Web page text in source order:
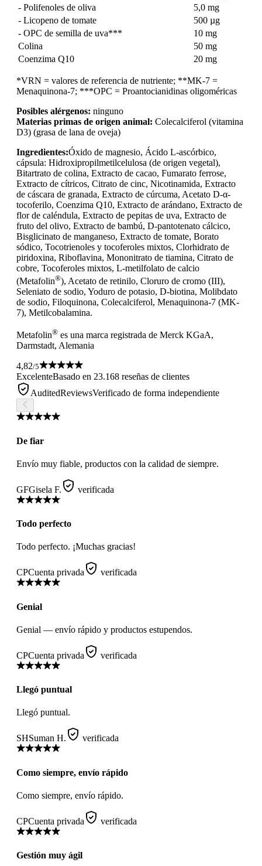
- Polifenoles de oliva
5,0 mg
- Licopeno de tomate
500 µg
- OPC de semilla de uva***
10 mg
Colina
50 mg
Coenzima Q10
20 mg
*VRN = valores de referencia de nutriente; **MK-7 =
Menaquinona-7; ***OPC = Proantocianidinas oligoméricas
Posibles alérgenos: ninguno
Materias primas de origen animal: Colecalciferol (vitamina
D3) (grasa de lana de oveja)
Ingredientes:Óxido de magnesio, Ácido L-ascórbico,
cápsula: Hidroxipropilmetilcelulosa (de origen vegetal),
Bitartrato de colina, Extracto de cacao, Fumarato ferrose,
Extracto de cítricos, Citrato de cinc, Nicotinamida, Extracto
de cáscara de granada, Extracto de cúrcuma, Acetato D-α-
tocoferilo, Coenzima Q10, Extracto de arándano, Extracto de
flor de caléndula, Extracto de pepitas de uva, Extracto de
fruto del olivo, Extracto de bambú, D-pantotenato cálcico,
Bisglicinato de manganeso, Extracto de tomate, Borato
sódico, Tocotrienoles y tocoferoles mixtos, Clorhidrato de
piridoxina, Riboflavina, Mononitrato de tiamina, Citrato de
cobre, Tocoferoles mixtos, L-metilfolato de calcio
(Metafolin®), Acetato de retinilo, Cloruro de cromo (III),
Seleniato de sodio, Yoduro de potasio, D-biotina, Molibdato
de sodio, Filoquinona, Colecalciferol, Menaquinona-7 (MK-
7), Metilcobalamina.
Metafolin® es una marca registrada de Merck KGaA,
Darmstadt, Alemania
4,82/5
ExcelenteBasado en 23.168 reseñas de clientes
AuditedReviewsVerificado de forma independiente
De fiar
Envío muy fiable, productos con la calidad de siempre.
GFGisela F. verificada
Todo perfecto
Todo perfecto. ¡Muchas gracias!
CPCuenta privada verificada
Genial
Genial — envío rápido y productos estupendos.
CPCuenta privada verificada
Llegó puntual
Llegó puntual.
SHSuman H. verificada
Como siempre, envío rápido
Como siempre, envío rápido.
CPCuenta privada verificada
Gestión muy ágil